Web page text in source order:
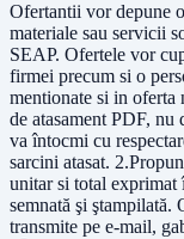
Ofertantii vor depune
materiale sau servicii
SEAP. Ofertele vor
firmei precum si o
mentionate si in
de atasament PDF, nu
va întocmi cu
sarcini atasat.
unitar si total
semnată şi ştampilată.
transmite pe e-mail,